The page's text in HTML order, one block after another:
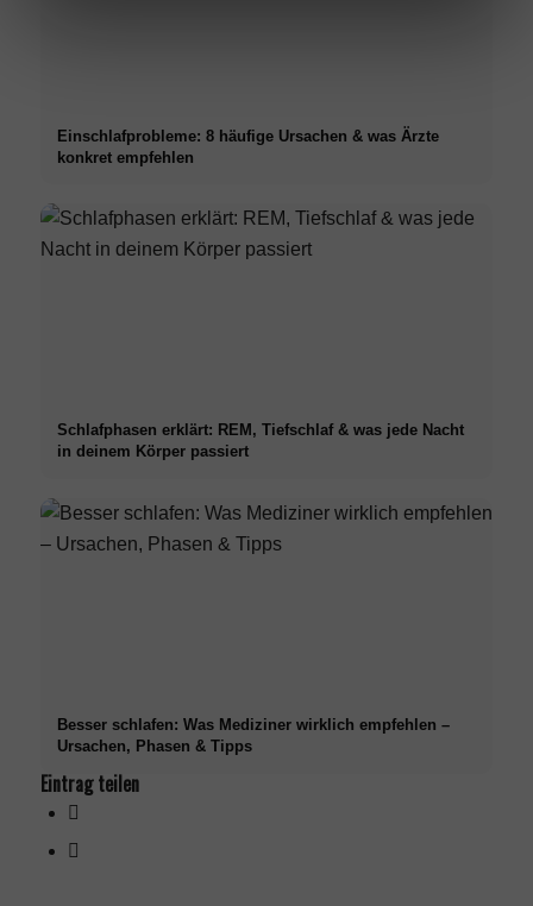
Einschlafprobleme: 8 häufige Ursachen & was Ärzte
konkret empfehlen
Schlafphasen erklärt: REM, Tiefschlaf & was jede Nacht
in deinem Körper passiert
Besser schlafen: Was Mediziner wirklich empfehlen –
Ursachen, Phasen & Tipps
Eintrag teilen